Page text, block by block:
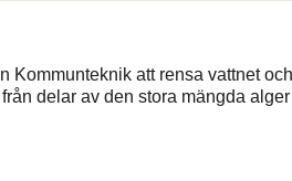
Kommunteknik att rensa vattnet
delar av den stora mängda